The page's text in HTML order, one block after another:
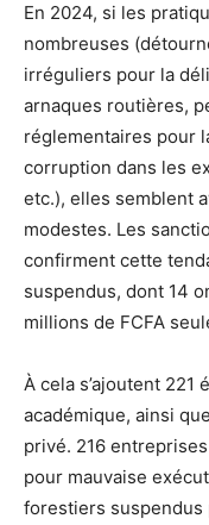
En 2024, si les
nombreuses
irréguliers pour la
arnaques routières,
réglementaires pour
corruption dans les
etc.), elles semblent
modestes. Les
confirment cette
suspendus, dont 14
millions de FCFA
À cela s’ajoutent
académique, ainsi
privé. 216
pour mauvaise
forestiers